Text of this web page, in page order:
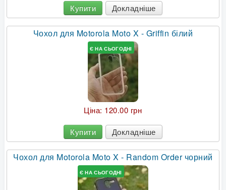
Купити Докладніше
Чохол для Motorola Moto X - Griffin білий
Є НА СЬОГОДНІ
Ціна: 120.00 грн
Купити Докладніше
Чохол для Motorola Moto X - Random Order чорний
Є НА СЬОГОДНІ